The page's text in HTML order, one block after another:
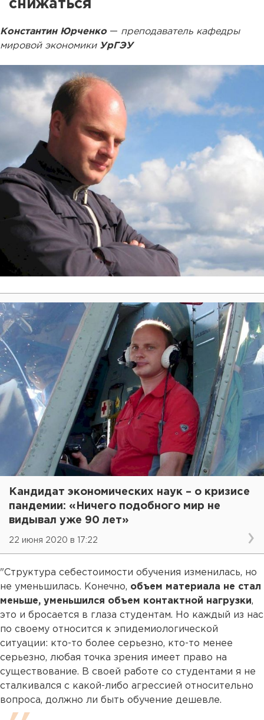
снижаться
Константин Юрченко— преподаватель кафедры
мировой экономикиУрГЭУ
Кандидат экономических наук – о кризисе
пандемии: «Ничего подобного мир не
видывал уже 90 лет»
22 июня 2020 в 17:22
"Структура себестоимости обучения изменилась, но
не уменьшилась. Конечно, объем материала не стал
меньше, уменьшился объем контактной нагрузки,
это и бросается в глаза студентам. Но каждый из нас
по своему относится к эпидемиологической
ситуации: кто-то более серьезно, кто-то менее
серьезно, любая точка зрения имеет право на
существование. В своей работе со студентами я не
сталкивался с какой-либо агрессией относительно
вопроса, должно ли быть обучение дешевле.